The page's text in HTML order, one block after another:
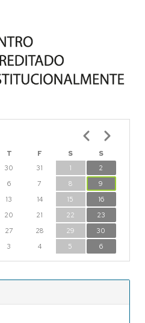
T F S
S
30 31 1
2
6 7 8
9
13 14 15
16
20 21 22
23
27 28 29
30
3 4 5 6
Pagination